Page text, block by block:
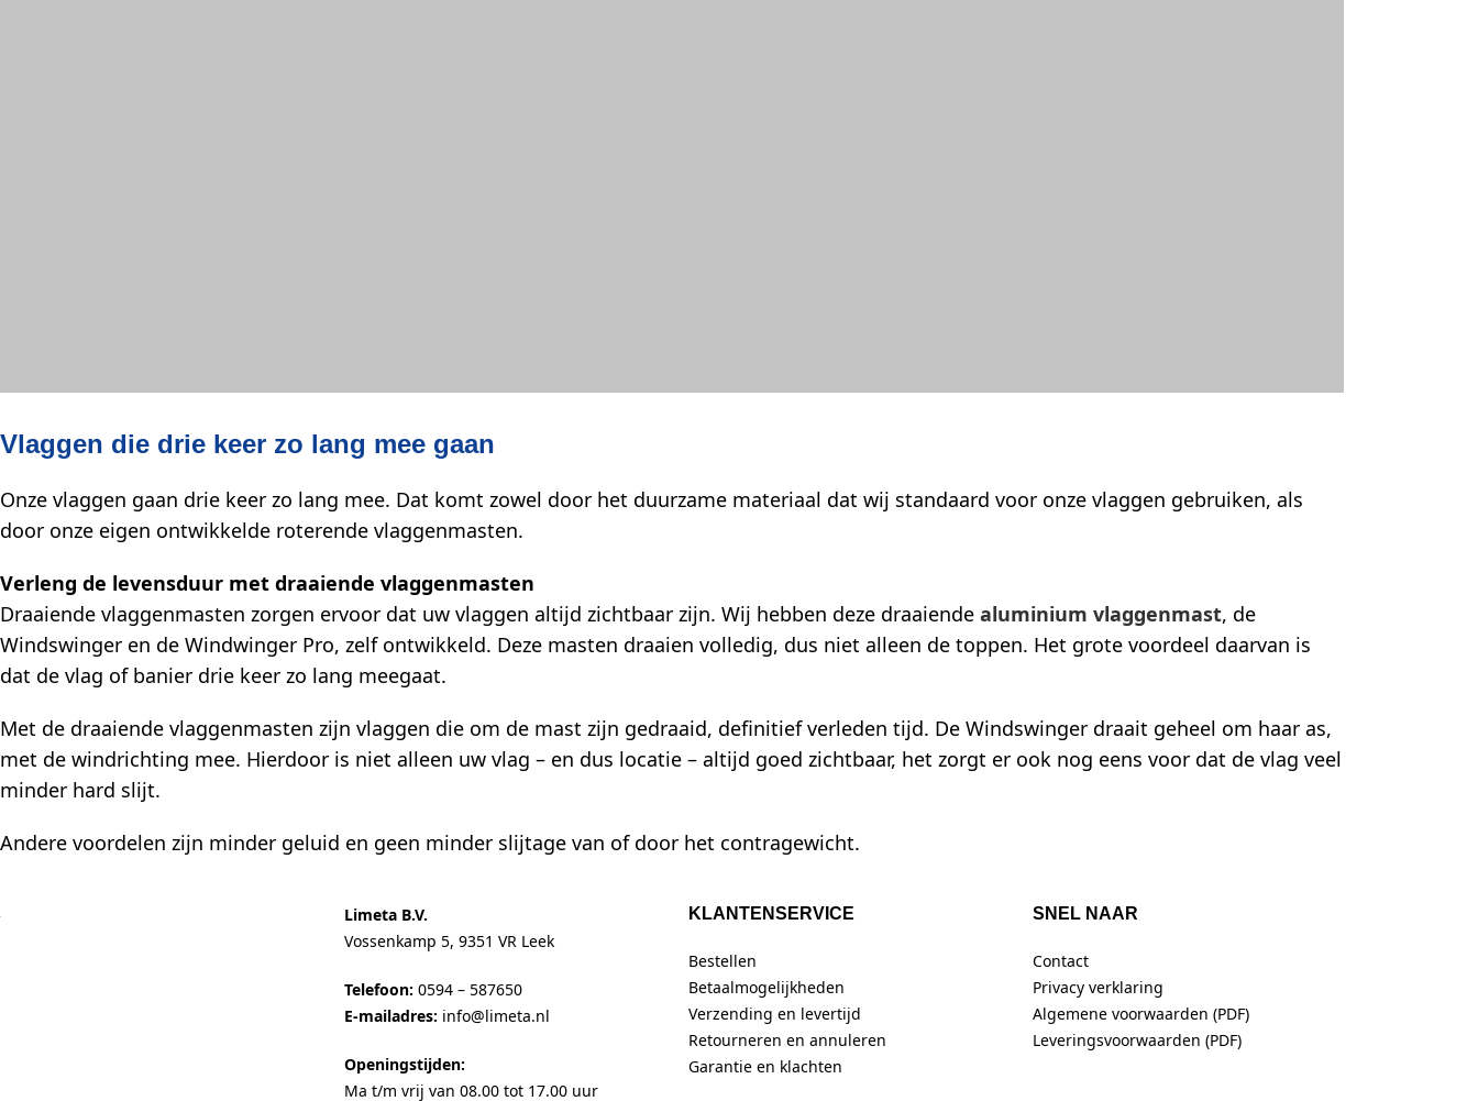
Vlaggen die drie keer zo lang mee gaan
Onze vlaggen gaan drie keer zo lang mee. Dat komt zowel door het duurzame materiaal dat wij standaard voor onze vlaggen gebruiken, als
door onze eigen ontwikkelde roterende vlaggenmasten.
Verleng de levensduur met draaiende vlaggenmasten
Draaiende vlaggenmasten zorgen ervoor dat uw vlaggen altijd zichtbaar zijn. Wij hebben deze draaiende aluminium vlaggenmast, de
Windswinger en de Windwinger Pro, zelf ontwikkeld. Deze masten draaien volledig, dus niet alleen de toppen. Het grote voordeel daarvan is
dat de vlag of banier drie keer zo lang meegaat.
Met de draaiende vlaggenmasten zijn vlaggen die om de mast zijn gedraaid, definitief verleden tijd. De Windswinger draait geheel om haar as,
met de windrichting mee. Hierdoor is niet alleen uw vlag – en dus locatie – altijd goed zichtbaar, het zorgt er ook nog eens voor dat de vlag veel
minder hard slijt.
Andere voordelen zijn minder geluid en geen minder slijtage van of door het contragewicht.
Limeta B.V.
Vossenkamp 5, 9351 VR Leek
Telefoon: 0594 – 587650
E-mailadres: info@limeta.nl
Openingstijden:
Ma t/m vrij van 08.00 tot 17.00 uur
KLANTENSERVICE
Bestellen
Betaalmogelijkheden
Verzending en levertijd
Retourneren en annuleren
Garantie en klachten
SNEL NAAR
Contact
Privacy verklaring
Algemene voorwaarden (PDF)
Leveringsvoorwaarden (PDF)